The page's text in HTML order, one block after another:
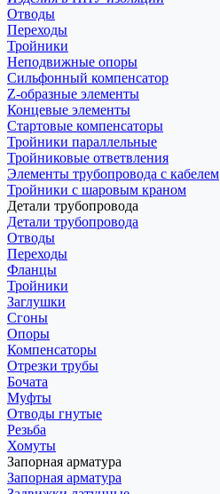
Отводы
Переходы
Тройники
Неподвижные опоры
Cильфонный компенсатор
Z-образные элементы
Концевые элементы
Стартовые компенсаторы
Тройники параллельные
Тройниковые ответвления
Элементы трубопровода с кабелем
Тройники с шаровым краном
Детали трубопровода
Детали трубопровода
Отводы
Переходы
Фланцы
Тройники
Заглушки
Сгоны
Опоры
Компенсаторы
Отрезки трубы
Бочата
Муфты
Отводы гнутые
Резьба
Хомуты
Запорная арматура
Запорная арматура